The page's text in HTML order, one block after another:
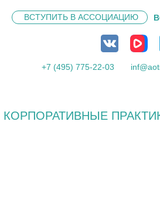
ВСТУПИТЬ В АССОЦИАЦИЮ
+7 (495) 775-22-03
КОРПОРАТИВНЫЕ